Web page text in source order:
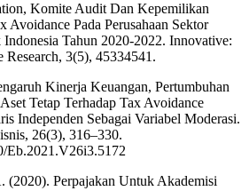
Komite Audit Dan Kepemilikan
Avoidance Pada Perusahaan Sektor
Tahun 2020-2022. Innovative:
Research, 3(5), 45334541.
Kinerja Keuangan, Pertumbuhan
Tetap Terhadap Tax Avoidance
Independen Sebagai Variabel Moderasi.
26(3), 316–330.
Eb.2021.V26i3.5172
(2020). Perpajakan Untuk Akademisi